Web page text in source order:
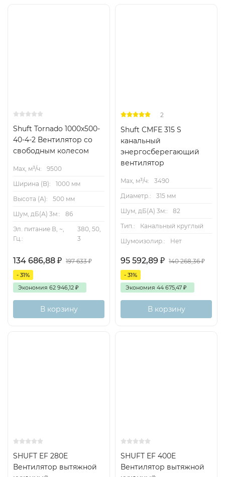
Shuft Tornado 1000x500-
40-4-2 Вентилятор cо
свободным колесом
Max, м³/ч:
9500
Ширина (B):
1000 мм
Высота (А):
500 мм
Шум, дБ(А) 3м::
86
Эл. питание В, ~,
Гц.:
380, 50,
3
134 686,88 ₽ 197 633₽
- 31%
Экономия 62 946,12 ₽
В корзину
2
Shuft CMFE 315 S
канальный
энергосберегающий
вентилятор
Max, м³/ч:
3490
Диаметр.:
315 мм
Шум, дБ(А) 3м::
82
Тип.:
Канальный круглый
Шумоизолир.:
Нет
95 592,89 ₽ 140 268,36₽
- 31%
Экономия 44 675,47 ₽
В корзину
SHUFT EF 280E
Вентилятор вытяжной
SHUFT EF 400E
Вентилятор вытяжной